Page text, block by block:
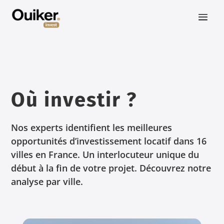
Où investir ?
Nos experts identifient les meilleures
opportunités d’investissement locatif dans 16
villes en France. Un interlocuteur unique du
début à la fin de votre projet. Découvrez notre
analyse par ville.